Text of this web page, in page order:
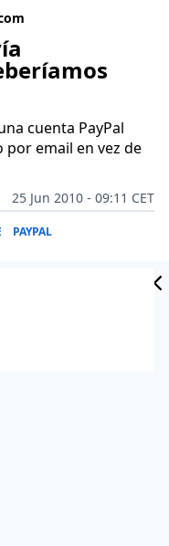
cuenta PayPal
email en vez de
25 Jun 2010 - 09:11 CET
PAYPAL
gran medida